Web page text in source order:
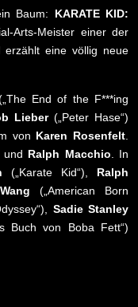
Baum: KARATE KID:
Arts-Meister einer der
erzählt eine völlig neue
End of the F***ing
Lieber(„Peter Hase“)
von Karen Rosenfelt
und Ralph Macchio . In
(„Karate Kid“), Ralph
(„American Born
Sadie Stanley
Buch von Boba Fett“)